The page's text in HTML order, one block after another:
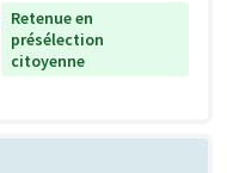
Retenue en
présélection
citoyenne